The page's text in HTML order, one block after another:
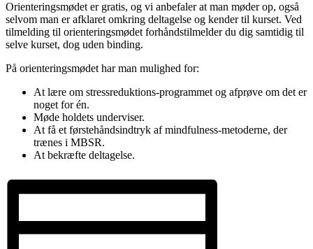
Orienteringsmødet er gratis, og vi anbefaler at man møder op, også
selvom man er afklaret omkring deltagelse og kender til kurset. Ved
tilmelding til orienteringsmødet forhåndstilmelder du dig samtidig til
selve kurset, dog uden binding.
På orienteringsmødet har man mulighed for:
At lære om stressreduktions-programmet og afprøve om det er
noget for én.
Møde holdets underviser.
At få et førstehåndsindtryk af mindfulness-metoderne, der
trænes i MBSR.
At bekræfte deltagelse.